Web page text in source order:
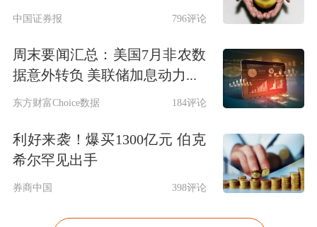
商业航天公司参与度加深
中国星网建设的“国网星座”。“国网星
座”预计在2029年前发射约1300颗卫
中国证券报 796评论
周末要闻汇总：美国7月非农数
据意外转负 美联储加息动力...
东方财富Choice数据 184评论
利好来袭！爆买1300亿元 伯克
希尔罕见出手
券商中国 398评论